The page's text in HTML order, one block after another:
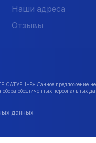
Наши адреса
Отзывы
Р» Данное предложение не
обезличенных персональных
данных